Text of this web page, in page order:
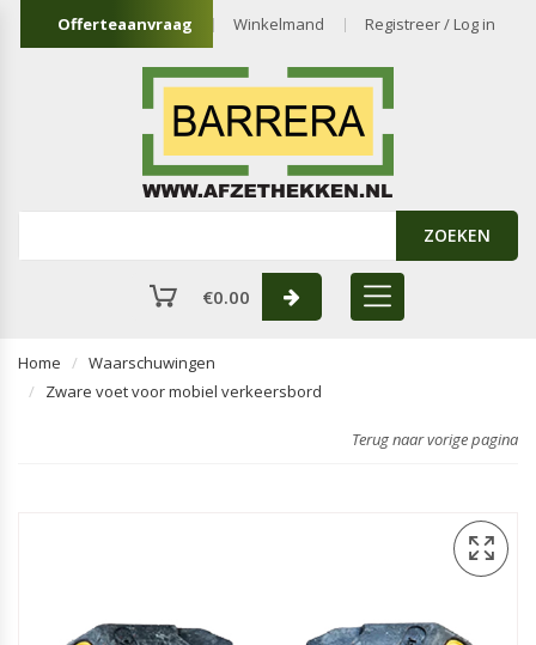
Offerteaanvraag Winkelmand Registreer / Log in
ZOEKEN
€0.00
Home
Waarschuwingen
Zware voet voor mobiel verkeersbord
Terug naar vorige pagina